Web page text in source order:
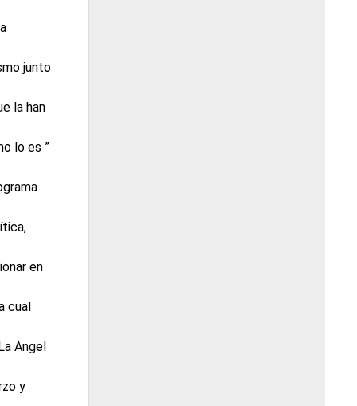
junto
la han
lo es ”
en
cual
Angel
y